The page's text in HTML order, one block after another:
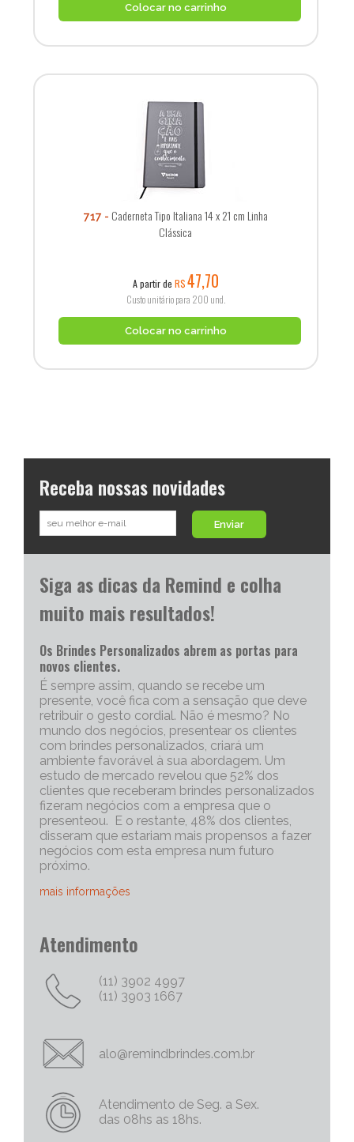
Colocar no carrinho
717
Caderneta Tipo Italiana 14 x 21 cm Linha
Clássica
A partir de R$47,70
Custo unitário para 200 und.
Colocar no carrinho
Receba nossas novidades
Enviar
Siga as dicas da Remind e colha
muito mais resultados!
Os Brindes Personalizados abrem as portas para
novos clientes.
É sempre assim, quando se recebe um
presente, você fica com a sensação que deve
retribuir o gesto cordial. Não é mesmo? No
mundo dos negócios, presentear os clientes
com brindes personalizados, criará um
ambiente favorável à sua abordagem. Um
estudo de mercado revelou que 52% dos
clientes que receberam brindes personalizados
fizeram negócios com a empresa que o
presenteou. E o restante, 48% dos clientes,
disseram que estariam mais propensos a fazer
negócios com esta empresa num futuro
próximo.
mais informações
eficazes para iniciar uma conversa com um
corporativo, quanto mais exclusivo e
personalizado, melhor será o “quebra do gelo”,
e abrirá mais espaço para tratativas
Chame Mais Atenção com Brinde Corporativos
Personalizados Criativos
as nossas empresas e nossas marcas e
produtos. Não há uma palavra mais poderosa
no marketing do que a palavra
Atendimento
(11) 3902 4997
(11) 3903 1667
alo@remindbrindes.com.br
Atendimento de Seg. a Sex.
das 08hs as 18hs.